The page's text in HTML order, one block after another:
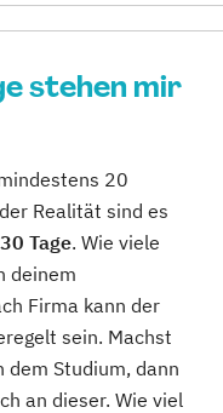
stehen mir
20
Realität sind es
Tage. Wie viele
deinem
Firma kann der
sein. Machst
dem Studium, dann
an dieser. Wie viel